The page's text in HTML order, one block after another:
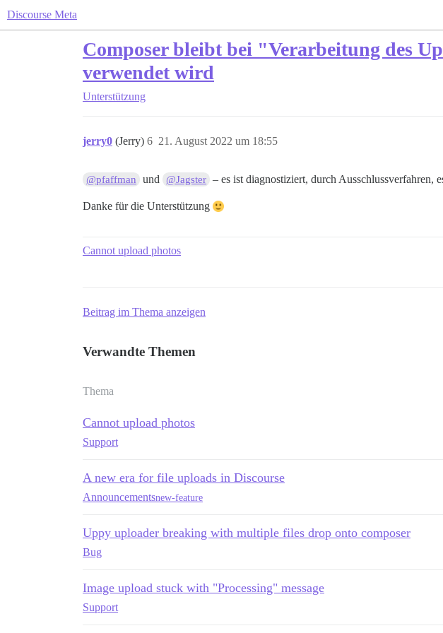
Discourse Meta
Composer bleibt bei "Verarbeitung des
verwendet wird
Unterstützung
jerry0 (Jerry) 21. August 2022 um 18:55
6
@pfaffman und @Jagster – es ist diagnostiziert, durch Ausschlussverfahren,
Danke für die Unterstützung
Cannot upload photos
Beitrag im Thema anzeigen
Verwandte Themen
Thema
Cannot upload photos
Support
A new era for file uploads in Discourse
Announcementsnew-feature
Uppy uploader breaking with multiple files drop onto composer
Bug
Image upload stuck with "Processing" message
Support